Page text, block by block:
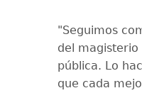
"Seguimos
del
pública. Lo
que cada